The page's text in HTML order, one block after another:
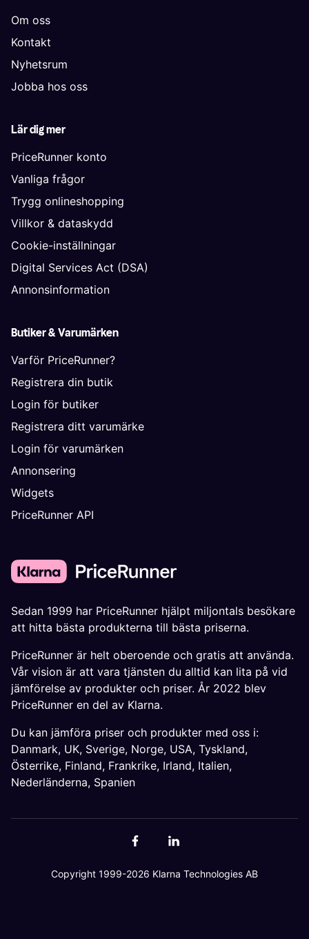
Om oss
Kontakt
Nyhetsrum
Jobba hos oss
Lär dig mer
PriceRunner konto
Vanliga frågor
Trygg onlineshopping
Villkor & dataskydd
Cookie-inställningar
Digital Services Act (DSA)
Annonsinformation
Butiker & Varumärken
Varför PriceRunner?
Registrera din butik
Login för butiker
Registrera ditt varumärke
Login för varumärken
Annonsering
Widgets
PriceRunner API
Sedan 1999 har PriceRunner hjälpt miljontals besökare
att hitta bästa produkterna till bästa priserna.
PriceRunner är helt oberoende och gratis att använda.
Vår vision är att vara tjänsten du alltid kan lita på vid
jämförelse av produkter och priser. År 2022 blev
PriceRunner en del av Klarna.
Du kan jämföra priser och produkter med oss i:
Danmark, UK, Sverige, Norge, USA, Tyskland,
Österrike, Finland, Frankrike, Irland, Italien,
Nederländerna, Spanien
Copyright 1999-2026 Klarna Technologies AB